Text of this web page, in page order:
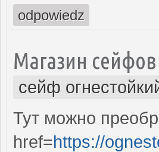
odpowiedz
Магазин сейфов
сейф
Тут можно
href=https://